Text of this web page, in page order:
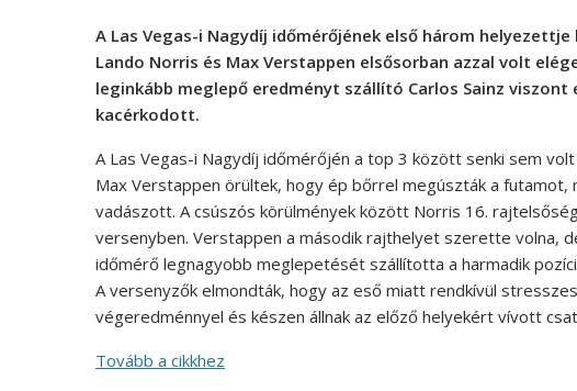
A Las Vegas-i Nagydíj időmérőjének első három
Lando Norris és Max Verstappen elsősorban azzal volt
leginkább meglepő eredményt szállító Carlos Sainz
kacérkodott.
A Las Vegas-i Nagydíj időmérőjén a top 3 között senki sem
Max Verstappen örültek, hogy ép bőrrel megúszták a futamot,
vadászott. A csúszós körülmények között Norris 16.
versenyben. Verstappen a második rajthelyet szerette volna,
időmérő legnagyobb meglepetését szállította a harmadik
A versenyzők elmondták, hogy az eső miatt rendkívül
végeredménnyel és készen állnak az előző helyekért vívott
Tovább a cikkhez